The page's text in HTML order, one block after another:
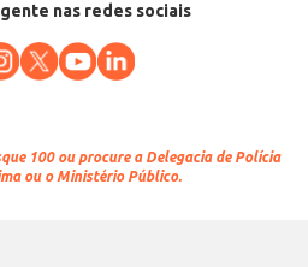
nas redes sociais
100 ou procure a Delegacia de Polícia
ou o Ministério Público.